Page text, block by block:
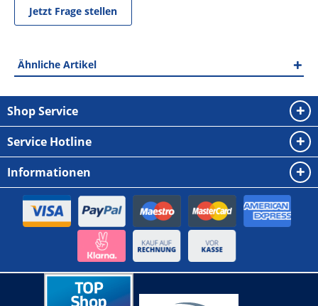
Jetzt Frage stellen
Ähnliche Artikel
Shop Service
Service Hotline
Informationen